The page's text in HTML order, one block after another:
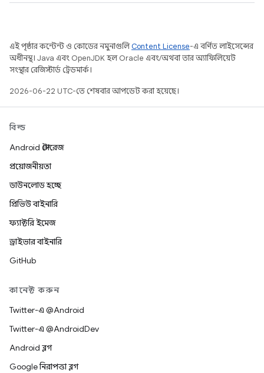
এই পৃষ্ঠার কন্টেন্ট ও কোডের নমুনাগুলিContent License-এ বর্ণিত লাইসেন্সের
অধীনস্থ। Java এবং OpenJDK হল Oracle এবং/অথবা তার অ্যাফিলিয়েট
সংস্থার রেজিস্টার্ড ট্রেডমার্ক।
2026-06-22 UTC-তে শেষবার আপডেট করা হয়েছে।
বিল্ড
Android স্টোরেজ
প্রয়োজনীয়তা
ডাউনলোড হচ্ছে
প্রিভিউ বাইনারি
ফ্যাক্টরি ইমেজ
ড্রাইভার বাইনারি
GitHub
কানেক্ট করুন
Twitter-এ @Android
Twitter-এ @AndroidDev
Android ব্লগ
Google নিরাপত্তা ব্লগ